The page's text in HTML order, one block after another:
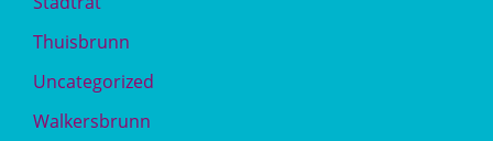
Thuisbrunn
Uncategorized
Walkersbrunn